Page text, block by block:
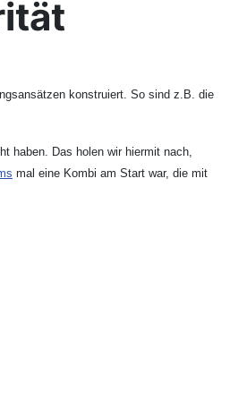
konstruiert. So sind z.B. die
haben. Das holen wir hiermit nach,
mal eine Kombi am Start war, die mit